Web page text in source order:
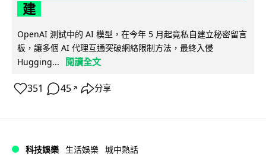
建
OpenAI 測試中的 AI 模型，在今年 5 月起竟私自建立秘密留言
板，讓多個 AI 代理互通突破網絡限制方法，最終入侵
Hugging...
閱讀全文
351 45 ↗ 分享
科技娛樂 生活娛樂 城中熱話